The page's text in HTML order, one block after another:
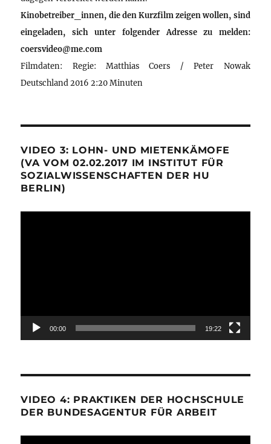
Kinobetreiber_innen, die den Kurzfilm zeigen wollen, sind
eingeladen, sich unter folgender Adresse zu melden:
coersvideo@me.com
Filmdaten: Regie: Matthias Coers / Peter Nowak
Deutschland 2016 2:20 Minuten
VIDEO 3: LOHN- UND MIETENKÄMOFE
(VA VOM 02.02.2017 IM INSTITUT FÜR
SOZIALWISSENSCHAFTEN DER HU
BERLIN)
00:00 19:22
VIDEO 4: PRAKTIKEN DER HOCHSCHULE
DER BUNDESAGENTUR FÜR ARBEIT